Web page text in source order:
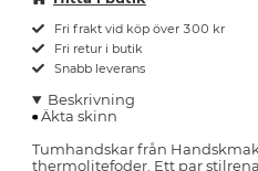
Fri frakt vid köp över 300 kr
Fri retur i butik
Snabb leverans
Beskrivning
Äkta skinn
Tumhandskar från
thermolitefoder. Ett par